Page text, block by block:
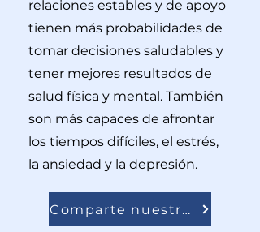
relaciones estables y de apoyo
tienen más probabilidades de
tomar decisiones saludables y
tener mejores resultados de
salud física y mental. También
son más capaces de afrontar
los tiempos difíciles, el estrés,
la ansiedad y la depresión.
Comparte nuestras campañas